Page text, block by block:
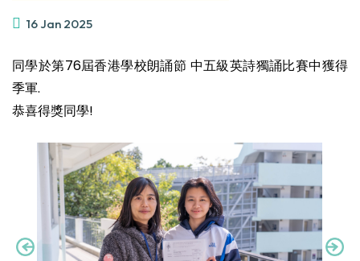
16 Jan 2025
同學於第76屆香港學校朗誦節 中五級英詩獨誦比賽中獲得
季軍.
恭喜得獎同學!